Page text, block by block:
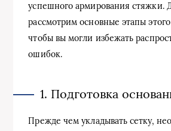
успешного армирования стяжки.
рассмотрим основные этапы
чтобы вы могли избежать
ошибок.
1. Подготовка
Прежде чем укладывать сетку,